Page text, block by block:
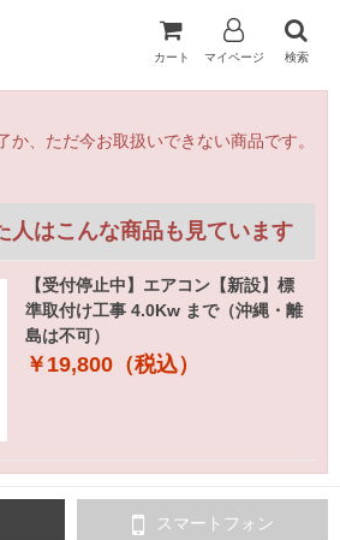
カート マイページ 検索
か、ただ今お取扱いできない商品です。
人はこんな商品も見ています
【受付停止中】エアコン【新設】標
準取付け工事 4.0Kw まで（沖縄・離
島は不可）
￥19,800（税込）
スマートフォン